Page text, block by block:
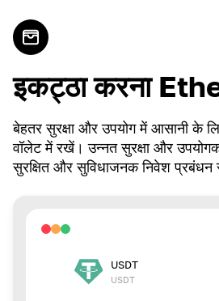
इकट्ठा करना
बेहतर सुरक्षा और उपयोग में आसानी के
वॉलेट में रखें। उन्नत सुरक्षा और
सुरक्षित और सुविधाजनक निवेश प्रबंधन
USDT
USDT